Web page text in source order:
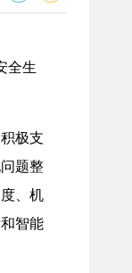
全生
极支
题整
、机
智能